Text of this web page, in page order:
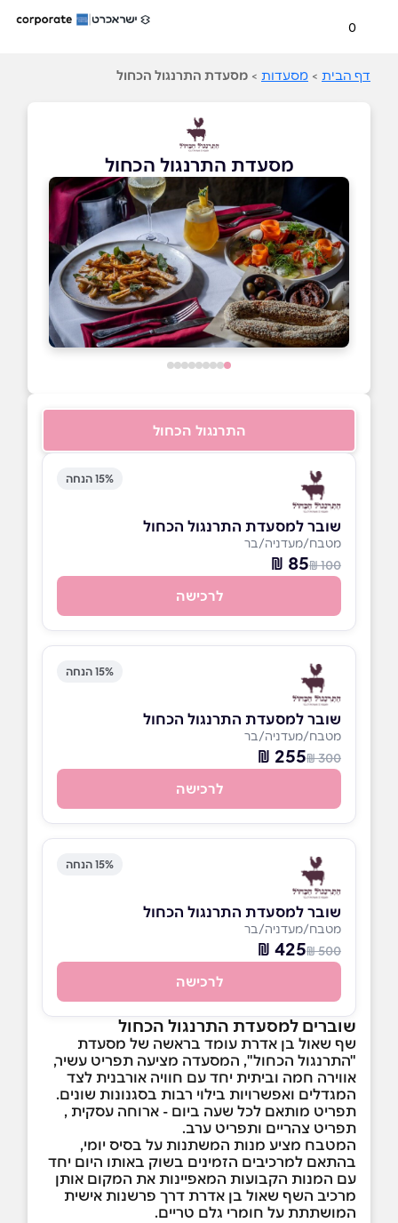
0
דף הבית > מסעדות > מסעדת התרנגול הכחול
מסעדת התרנגול הכחול
התרנגול הכחול
15% הנחה
שובר למסעדת התרנגול הכחול
מטבח/מעדניה/בר
100 ₪
85 ₪
לרכישה
15% הנחה
שובר למסעדת התרנגול הכחול
מטבח/מעדניה/בר
300 ₪
255 ₪
לרכישה
15% הנחה
שובר למסעדת התרנגול הכחול
מטבח/מעדניה/בר
500 ₪
425 ₪
לרכישה
שוברים למסעדת התרנגול הכחול
שף שאול בן אדרת עומד בראשה של מסעדת
"התרנגול הכחול", המסעדה מציעה תפריט עשיר,
אווירה חמה וביתית יחד עם חוויה אורבנית לצד
המגדלים ואפשרויות בילוי רבות בסגנונות שונים.
תפריט מותאם לכל שעה ביום - ארוחה עסקית ,
תפריט צהריים ותפריט ערב.
המטבח מציע מנות המשתנות על בסיס יומי,
בהתאם למרכיבים הזמינים בשוק באותו היום יחד
עם המנות הקבועות המאפיינות את המקום אותן
מרכיב השף שאול בן אדרת דרך פרשנות אישית
המושתתת על חומרי גלם טריים.